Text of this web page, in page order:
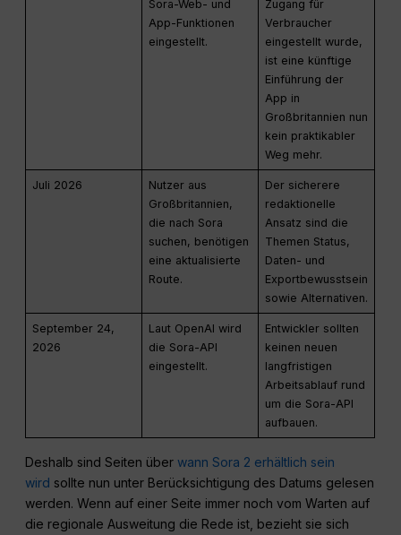
Sora-Web- und
App-Funktionen
eingestellt.
Zugang für
Verbraucher
eingestellt wurde,
ist eine künftige
Einführung der
App in
Großbritannien nun
kein praktikabler
Weg mehr.
Juli 2026
Nutzer aus
Großbritannien,
die nach Sora
suchen, benötigen
eine aktualisierte
Route.
Der sicherere
redaktionelle
Ansatz sind die
Themen Status,
Daten- und
Exportbewusstsein
sowie Alternativen.
September 24,
2026
Laut OpenAI wird
die Sora-API
eingestellt.
Entwickler sollten
keinen neuen
langfristigen
Arbeitsablauf rund
um die Sora-API
aufbauen.
Deshalb sind Seiten überwann Sora 2 erhältlich sein
wird sollte nun unter Berücksichtigung des Datums gelesen
werden. Wenn auf einer Seite immer noch vom Warten auf
die regionale Ausweitung die Rede ist, bezieht sie sich